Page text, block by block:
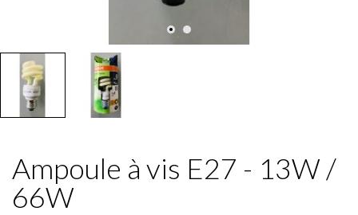
Ampoule à vis E27 - 13W /
66W